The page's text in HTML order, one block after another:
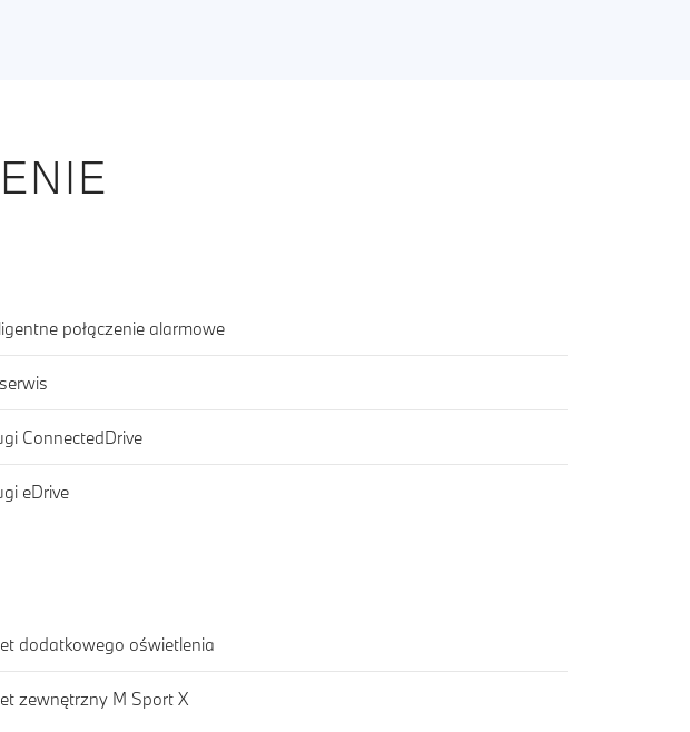
połączenie alarmowe
ConnectedDrive
eDrive
dodatkowego oświetlenia
zewnętrzny M Sport X